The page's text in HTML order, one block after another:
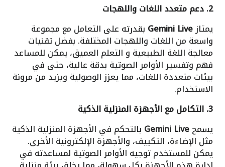
2. دعم متعدد اللغات واللهجات
يمتازGemini Live بقدرته على التعامل مع مجموعة
واسعة من اللغات واللهجات المختلفة. بفضل تقنيات
معالجة اللغة الطبيعية و التعلم العميق، يمكن للمساعد
فهم وتفسير الأوامر الصوتية بدقة عالية، حتى في
بيئات متعددة اللغات، مما يعزز الوصولية ويزيد من مرونة
الاستخدام.
3. التكامل مع الأجهزة المنزلية الذكية
يسمحGemini Live بالتحكم في الأجهزة المنزلية الذكية
مثل الإضاءة، التكييف، والأجهزة الإلكترونية الأخرى.
يمكن للمستخدم توجيه الأوامر الصوتية لمساعدته في